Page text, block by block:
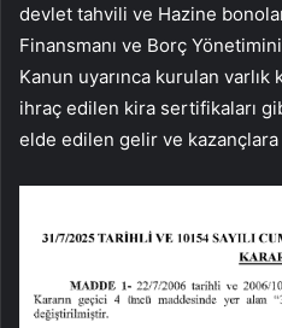
devlet tahvili ve Hazine
Finansmanı ve Borç
Kanun uyarınca kurulan
ihraç edilen kira sertifikaları
elde edilen gelir ve kazançlara